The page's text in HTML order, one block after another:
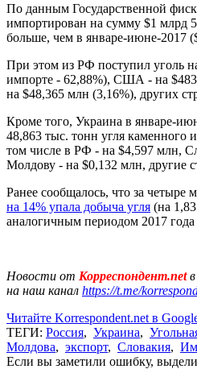
По данным Государственной
импортирован на сумму $1 млрд
больше, чем в январе-июне-2017
При этом из РФ поступил уголь
импорте - 62,88%), США - на
на $48,365 млн (3,16%), других
Кроме того, Украина в январе-
48,863 тыс. тонн угля каменного
том числе в РФ - на $4,597 млн,
Молдову - на $0,132 млн, другие
Ранее сообщалось, что за четыре
на 14% упала добыча угля (на
аналогичным периодом 2017
Новости от Корреспондент.net
на наш канал https://t.me/
Читайте Korrespondent.net в
ТЕГИ: Россия, Украина,
Молдова, экспорт, Словакия,
Если вы заметили ошибку,